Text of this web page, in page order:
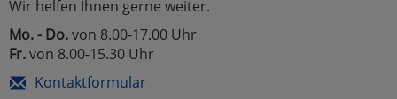
Wir helfen Ihnen gerne weiter.
Mo. - Do.von 8.00-17.00 Uhr
Fr.von 8.00-15.30 Uhr
Kontaktformular